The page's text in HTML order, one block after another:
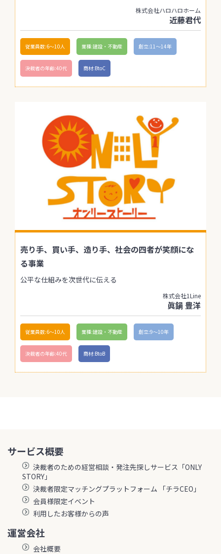
株式会社ハロハロホーム
近藤君代
従業員数:6～10人 業種:建設・不動産 創立:11〜14年
決裁者の年齢:40代 商材:BtoC
売り手、買い手、造り手、社会の四者が笑顔にな
る事業
公平な仕組みを次世代に伝える
株式会社1Line
眞鍋 豊洋
従業員数:6～10人 業種:建設・不動産 創立:9〜10年
決裁者の年齢:40代 商材:BtoB
サービス概要
決裁者のための経営相談・発注先探しサービス「ONLY
STORY」
決裁者限定マッチングプラットフォーム 「チラCEO」
会員様限定イベント
利用したお客様からの声
運営会社
会社概要